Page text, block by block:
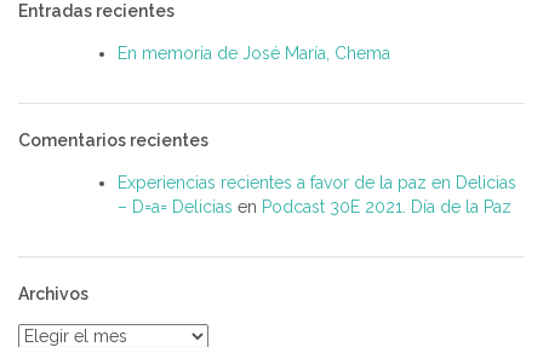
Entradas recientes
En memoria de José María, Chema
Comentarios recientes
Experiencias recientes a favor de la paz en Delicias
– D=a= Delicias en Podcast 30E 2021. Día de la Paz
Archivos
Archivos